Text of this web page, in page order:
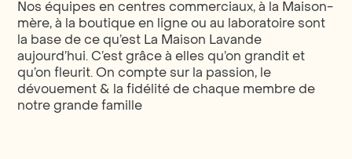
Nos équipes en centres commerciaux, à la Maison-
mère, à la boutique en ligne ou au laboratoire sont
la base de ce qu’est La Maison Lavande
aujourd’hui. C’est grâce à elles qu’on grandit et
qu’on fleurit. On compte sur la passion, le
dévouement & la fidélité de chaque membre de
notre grande famille